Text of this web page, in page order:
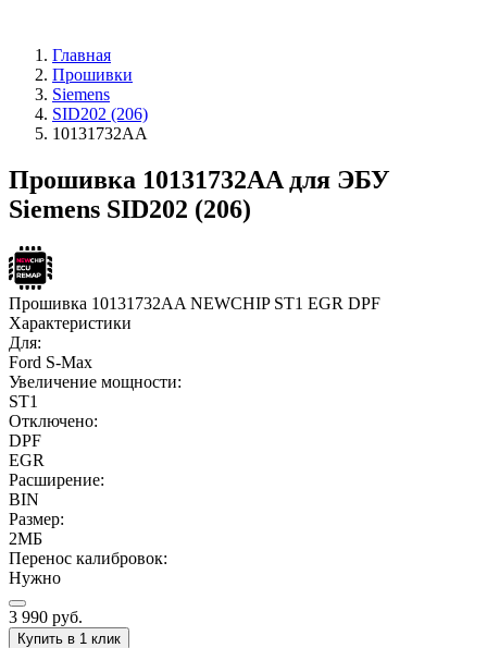
Главная
Прошивки
Siemens
SID202 (206)
10131732AA
Прошивка 10131732AA для ЭБУ
Siemens SID202 (206)
Прошивка 10131732AA NEWCHIP ST1 EGR DPF
Характеристики
Для:
Ford S-Max
Увеличение мощности:
ST1
Отключено:
DPF
EGR
Расширение:
BIN
Размер:
2МБ
Перенос калибровок:
Нужно
3 990 руб.
Купить в 1 клик